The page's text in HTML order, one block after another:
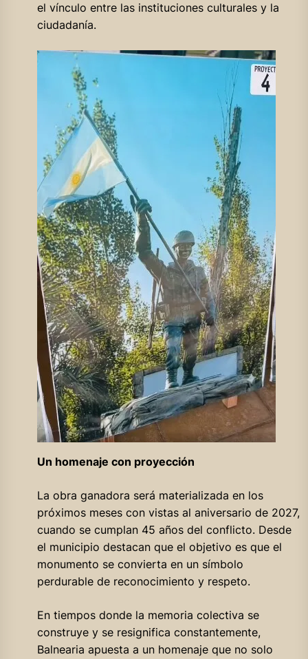
el vínculo entre las instituciones culturales y la
ciudadanía.
Un homenaje con proyección
La obra ganadora será materializada en los
próximos meses con vistas al aniversario de 2027,
cuando se cumplan 45 años del conflicto. Desde
el municipio destacan que el objetivo es que el
monumento se convierta en un símbolo
perdurable de reconocimiento y respeto.
En tiempos donde la memoria colectiva se
construye y se resignifica constantemente,
Balnearia apuesta a un homenaje que no solo